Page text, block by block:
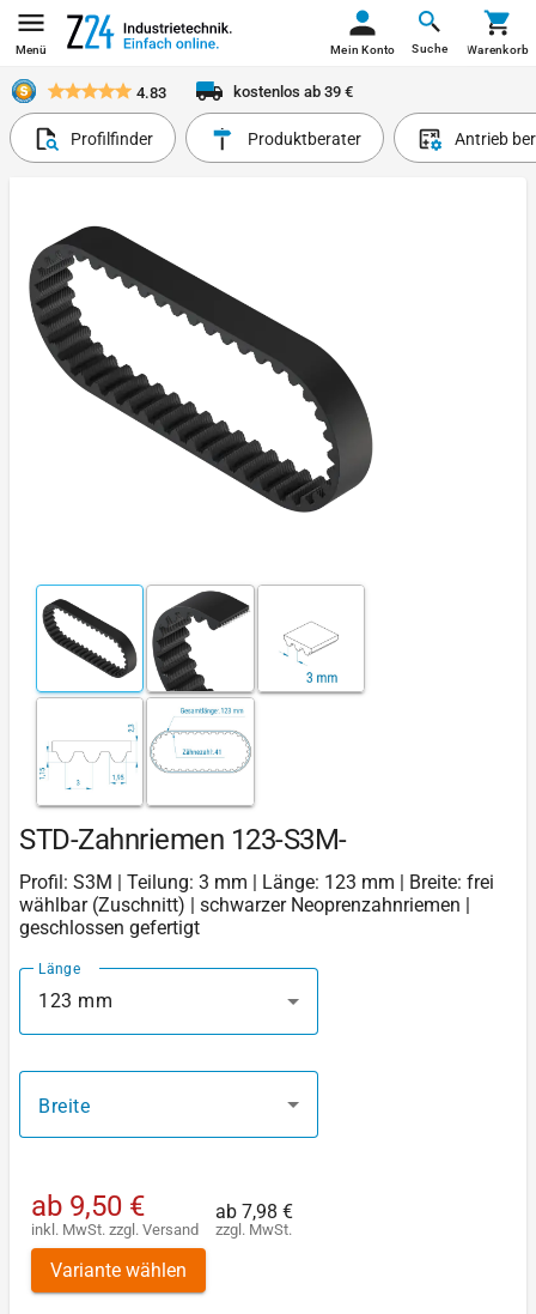
Menü Suche
Mein Konto Warenkorb
4.83 kostenlos ab 39 €
Profilfinder Produktberater Antrieb
STD-Zahnriemen 123-S3M-
Profil: S3M | Teilung: 3 mm | Länge: 123 mm | Breite: frei
wählbar (Zuschnitt) | schwarzer Neoprenzahnriemen |
geschlossen gefertigt
Länge
123 mm
Breite
ab 9,50 €
inkl. MwSt. zzgl. Versand
ab 7,98 €
zzgl. MwSt.
Variante wählen